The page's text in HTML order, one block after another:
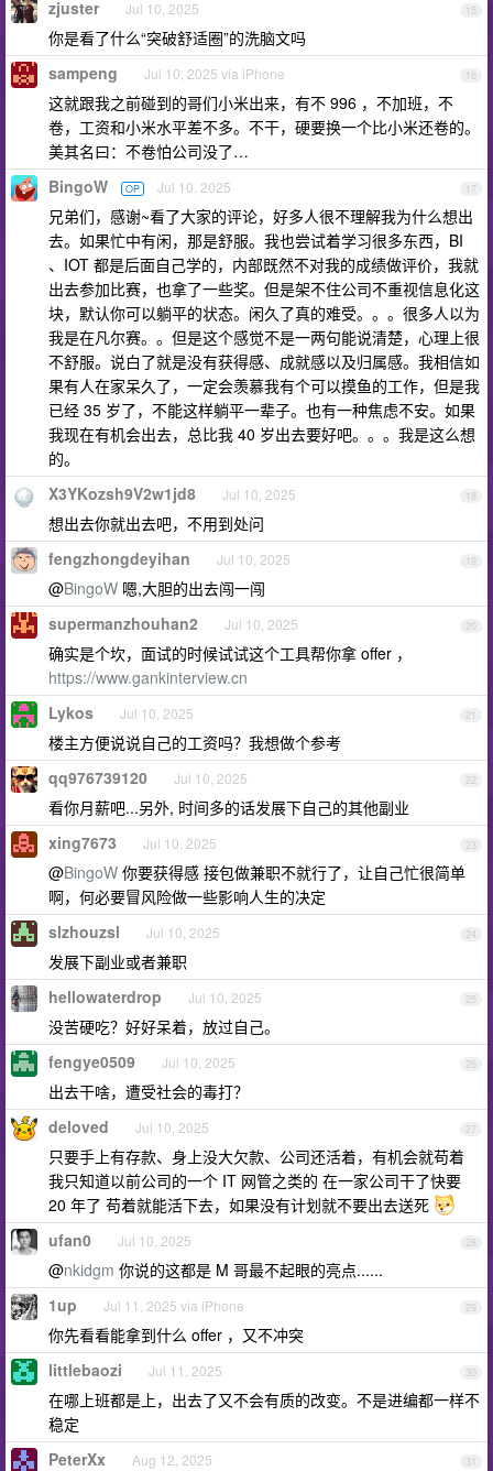
15
zjuster Jul 10, 2025
你是看了什么“突破舒适圈”的洗脑文吗
16
sampeng Jul 10, 2025 via iPhone
这就跟我之前碰到的哥们小米出来，有不 996 ，不加班，不
卷，工资和小米水平差不多。不干，硬要换一个比小米还卷的。
美其名曰：不卷怕公司没了…
17
BingoW OP Jul 10, 2025
兄弟们，感谢~看了大家的评论，好多人很不理解我为什么想出
去。如果忙中有闲，那是舒服。我也尝试着学习很多东西，BI
、IOT 都是后面自己学的，内部既然不对我的成绩做评价，我就
出去参加比赛，也拿了一些奖。但是架不住公司不重视信息化这
块，默认你可以躺平的状态。闲久了真的难受。。。很多人以为
我是在凡尔赛。。但是这个感觉不是一两句能说清楚，心理上很
不舒服。说白了就是没有获得感、成就感以及归属感。我相信如
果有人在家呆久了，一定会羡慕我有个可以摸鱼的工作，但是我
已经 35 岁了，不能这样躺平一辈子。也有一种焦虑不安。如果
我现在有机会出去，总比我 40 岁出去要好吧。。。我是这么想
的。
18
X3YKozsh9V2w1jd8 Jul 10, 2025
想出去你就出去吧，不用到处问
19
fengzhongdeyihan Jul 10, 2025
@BingoW 嗯,大胆的出去闯一闯
20
supermanzhouhan2 Jul 10, 2025
确实是个坎，面试的时候试试这个工具帮你拿 offer ，
https://www.gankinterview.cn
21
Lykos Jul 10, 2025
楼主方便说说自己的工资吗？我想做个参考
22
qq976739120 Jul 10, 2025
看你月薪吧...另外, 时间多的话发展下自己的其他副业
23
xing7673 Jul 10, 2025
@BingoW 你要获得感 接包做兼职不就行了，让自己忙很简单
啊，何必要冒风险做一些影响人生的决定
24
slzhouzsl Jul 10, 2025
发展下副业或者兼职
25
hellowaterdrop Jul 10, 2025
没苦硬吃？好好呆着，放过自己。
26
fengye0509 Jul 10, 2025
出去干啥，遭受社会的毒打？
27
deloved Jul 10, 2025
只要手上有存款、身上没大欠款、公司还活着，有机会就苟着
我只知道以前公司的一个 IT 网管之类的 在一家公司干了快要
20 年了 苟着就能活下去，如果没有计划就不要出去送死
28
ufan0 Jul 10, 2025
@nkidgm 你说的这都是 M 哥最不起眼的亮点......
29
1up Jul 11, 2025 via iPhone
你先看看能拿到什么 offer ，又不冲突
30
littlebaozi Jul 11, 2025
在哪上班都是上，出去了又不会有质的改变。不是进编都一样不
稳定
31
PeterXx Aug 12, 2025